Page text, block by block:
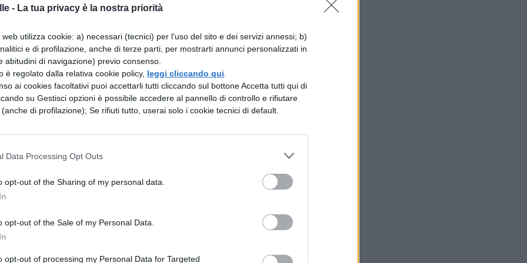
- La tua privacy è la nostra priorità
utilizza cookie: a) necessari (tecnici) per l'uso del sito e dei servizi annessi; b)
e di profilazione, anche di terze parti, per mostrarti annunci personalizzati in
abitudini di navigazione) previo consenso.
è regolato dalla relativa cookie policy, leggi cliccando qui
ai cookies facoltativi puoi accettarli tutti cliccando sul bottone Accetta tutti qui di
su Gestisci opzioni è possibile accedere al pannello di controllo e rifiutare
di profilazione); Se rifiuti tutto, userai solo i cookie tecnici di default.
Data Processing Opt Outs
opt-out of the Sharing of my personal data.
opt-out of the Sale of my Personal Data.
opt-out of processing my Personal Data for Targeted
guerra contro i romani, poichè
Poichè i nemici si avvicinavano a roma, i
Custode della rocca del campidoglio era
sabini, corruppe con l'oro la figlia di quello, di
discendeva dal campidoglio e si diresse alla
per i sacrifici, T. Tazio si avvicinò alla
ogni cosa che desideri se mostrerai ai miei
sabini avevano braccialetti di gran peso e anelli
sinistro :Tarpea, come prezzo del
ciò che avevano alle braccia sinistre,
nella rocca. Ma la giovane valutò la pena
solo portavano bracciali e anelli ma anche (scut
(cerca obruta est) dalle armi in difesa